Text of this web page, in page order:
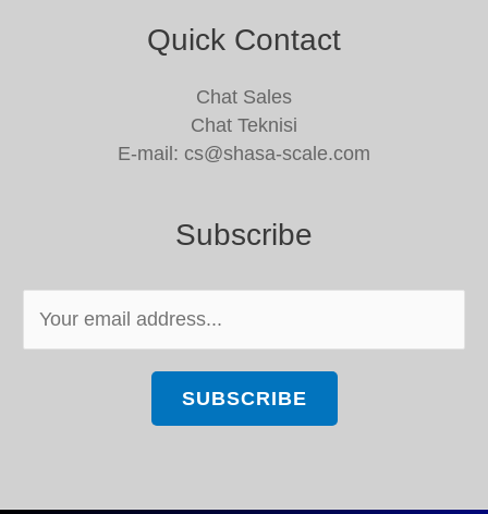
Quick Contact
Chat Sales
Chat Teknisi
E-mail: cs@shasa-scale.com
Subscribe
SUBSCRIBE